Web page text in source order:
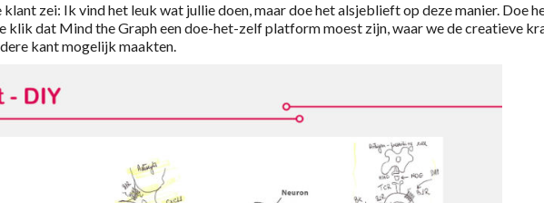
klant zei: Ik vind het leuk wat jullie doen, maar doe het alsjeblieft op deze manier. Doe
klik dat Mind the Graph een doe-het-zelf platform moest zijn, waar we de creatieve
kant mogelijk maakten.